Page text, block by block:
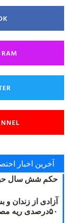
آخرین اخبار
حکم شش سال
آزادی از زندان و
۵۰درصدی ریه مصطفی دانشجو